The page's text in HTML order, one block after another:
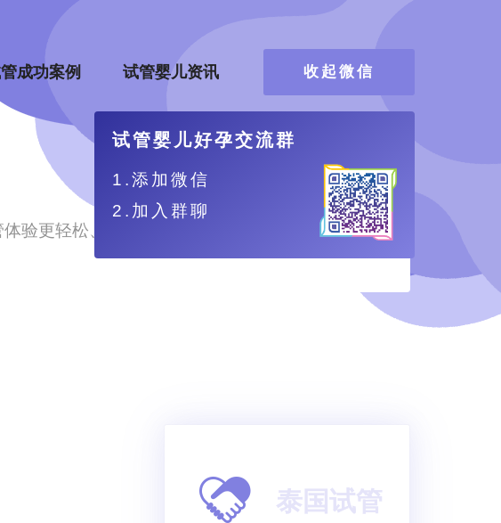
成功案例 试管婴儿资讯 收起微信
试管婴儿好孕交流群
1.添加微信
2.加入群聊
验更轻松、更舒适。
泰国试管